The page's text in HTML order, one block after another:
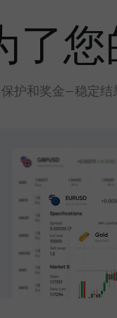
了
保护和奖金—稳定结